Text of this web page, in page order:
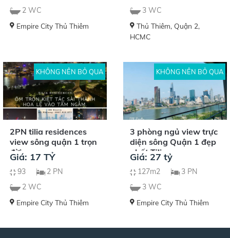
2 WC
Empire City Thủ Thiêm
3 WC
Thủ Thiêm, Quận 2,
HCMC
KHÔNG NÊN BỎ QUA
2PN tilia residences
view sông quận 1 trọn
đời.
Giá: 17 TỶ
93
2 PN
2 WC
Empire City Thủ Thiêm
KHÔNG NÊN BỎ QUA
3 phòng ngủ view trực
diện sông Quận 1 đẹp
nhất Tilia
Giá: 27 tỷ
127m2
3 PN
3 WC
Empire City Thủ Thiêm